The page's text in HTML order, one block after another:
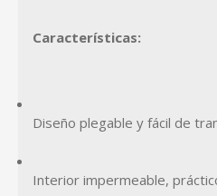
Características:
Diseño plegable y fácil de
Interior impermeable,